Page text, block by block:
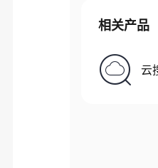
相关产品
云